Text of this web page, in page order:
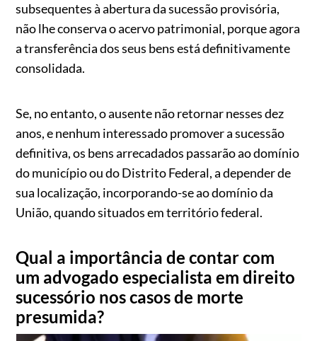
subsequentes à abertura da sucessão provisória,
não lhe conserva o acervo patrimonial, porque agora
a transferência dos seus bens está definitivamente
consolidada.
Se, no entanto, o ausente não retornar nesses dez
anos, e nenhum interessado promover a sucessão
definitiva, os bens arrecadados passarão ao domínio
do município ou do Distrito Federal, a depender de
sua localização, incorporando-se ao domínio da
União, quando situados em território federal.
Qual a importância de contar com
um advogado especialista em direito
sucessório nos casos de morte
presumida?